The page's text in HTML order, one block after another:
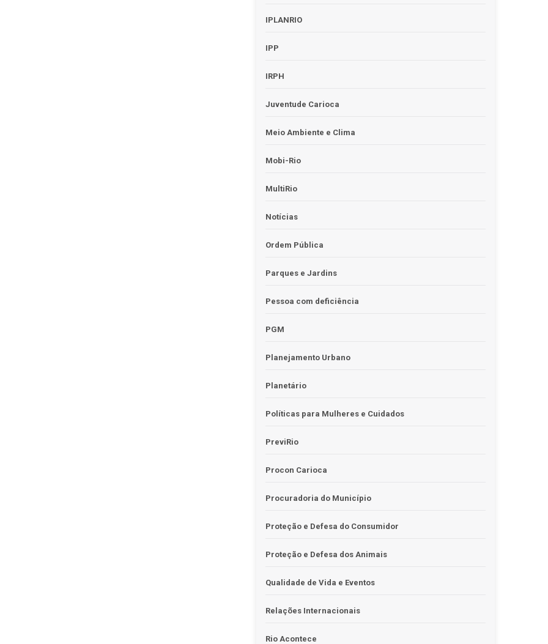
IPLANRIO
IPP
IRPH
Juventude Carioca
Meio Ambiente e Clima
Mobi-Rio
MultiRio
Notícias
Ordem Pública
Parques e Jardins
Pessoa com deficiência
PGM
Planejamento Urbano
Planetário
Políticas para Mulheres e Cuidados
PreviRio
Procon Carioca
Procuradoria do Município
Proteção e Defesa do Consumidor
Proteção e Defesa dos Animais
Qualidade de Vida e Eventos
Relações Internacionais
Rio Acontece